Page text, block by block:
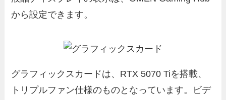
から設定できます。
グラフィックスカードは、RTX 5070 Tiを搭載、
トリプルファン仕様のものとなっています。ビデ